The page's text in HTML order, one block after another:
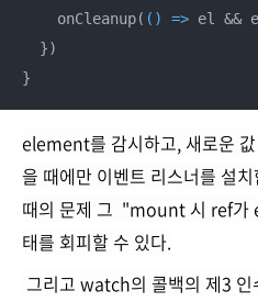
    onCleanup(
() => el &&
  })
}
element를 감시하고, 새로운
을 때에만 이벤트 리스너를 설
때의 문제 그 "mount 시 ref가
태를 회피할 수 있다.
그리고 watch의 콜백의 제3